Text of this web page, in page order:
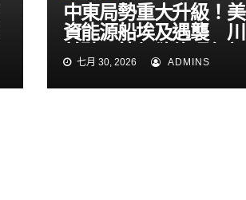
中東局勢重大升級！美
資能源船埃及遇襲 川
普聽取簡報欲修理伊朗
七月 30, 2026 ADMINS